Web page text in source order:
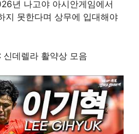
년 나고야 아시안게임에서
지 못한다며 상무에 입대해야
신데렐라 활약상 모음